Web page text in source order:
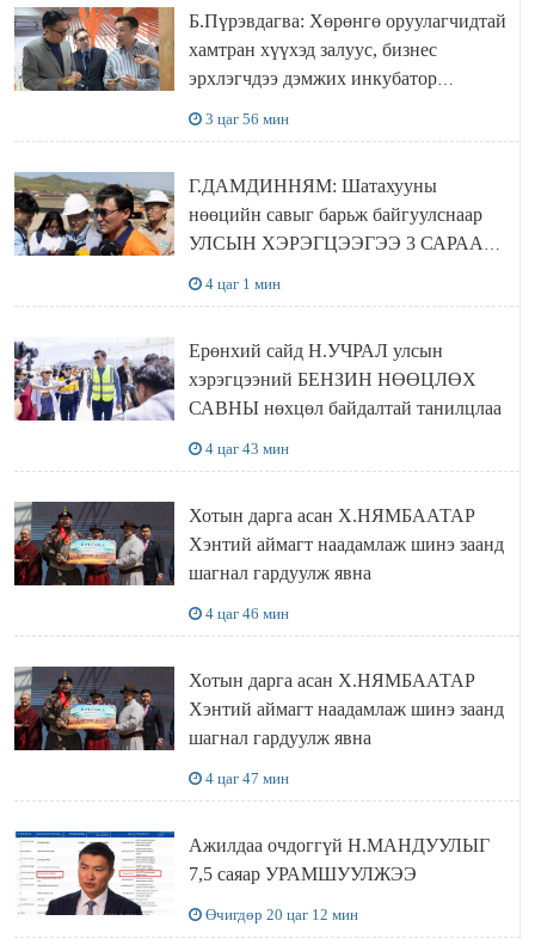
Б.Пүрэвдагва: Хөрөнгө оруулагчидтай
хамтран хүүхэд залуус, бизнес
эрхлэгчдээ дэмжих инкубатор
3 цаг 56 мин
Г.ДАМДИННЯМ: Шатахууны
нөөцийн савыг барьж байгуулснаар
УЛСЫН ХЭРЭГЦЭЭГЭЭ 3 САРААР
4 цаг 1 мин
Ерөнхий сайд Н.УЧРАЛ улсын
хэрэгцээний БЕНЗИН НӨӨЦЛӨХ
САВНЫ нөхцөл байдалтай танилцлаа
4 цаг 43 мин
Хотын дарга асан Х.НЯМБААТАР
Хэнтий аймагт наадамлаж шинэ заанд
шагнал гардуулж явна
4 цаг 46 мин
Хотын дарга асан Х.НЯМБААТАР
Хэнтий аймагт наадамлаж шинэ заанд
шагнал гардуулж явна
4 цаг 47 мин
Ажилдаа очдоггүй Н.МАНДУУЛЫГ
7,5 саяар УРАМШУУЛЖЭЭ
Өчигдөр 20 цаг 12 мин